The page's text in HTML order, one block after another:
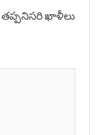
తప్పనిసరి ఖాళీలు